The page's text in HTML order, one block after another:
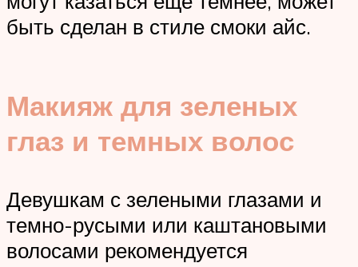
быть сделан в стиле смоки айс.
Макияж для зеленых
глаз и темных волос
Девушкам с зелеными глазами и
темно-русыми или каштановыми
волосами рекомендуется